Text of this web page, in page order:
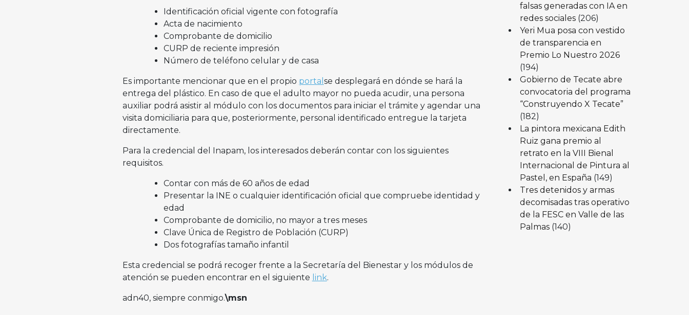
Identificación oficial vigente con fotografía
Acta de nacimiento
Comprobante de domicilio
CURP de reciente impresión
Número de teléfono celular y de casa
Es importante mencionar que en el propio portal se desplegará en dónde se hará la
entrega del plástico. En caso de que el adulto mayor no pueda acudir, una persona
auxiliar podrá asistir al módulo con los documentos para iniciar el trámite y agendar una
visita domiciliaria para que, posteriormente, personal identificado entregue la tarjeta
directamente.
Para la credencial del Inapam, los interesados deberán contar con los siguientes
requisitos.
Contar con más de 60 años de edad
Presentar la INE o cualquier identificación oficial que compruebe identidad y
edad
Comprobante de domicilio, no mayor a tres meses
Clave Única de Registro de Población (CURP)
Dos fotografías tamaño infantil
Esta credencial se podrá recoger frente a la Secretaría del Bienestar y los módulos de
atención se pueden encontrar en el siguiente link.
adn40, siempre conmigo.\msn
falsas generadas con IA en
redes sociales (206)
Yeri Mua posa con vestido
de transparencia en
Premio Lo Nuestro 2026
(194)
Gobierno de Tecate abre
convocatoria del programa
“Construyendo X Tecate”
(182)
La pintora mexicana Edith
Ruiz gana premio al
retrato en la VIII Bienal
Internacional de Pintura al
Pastel, en España (149)
Tres detenidos y armas
decomisadas tras operativo
de la FESC en Valle de las
Palmas (140)